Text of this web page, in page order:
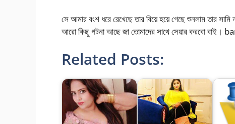
সে আমার বংশ ধরে রেখেছে তার বিয়ে হয়ে গেছে শুনলাম তার
আরো কিছু গটনা আছে জা তোমাদের সাথে সেয়ার করবো বাই।
Related Posts: